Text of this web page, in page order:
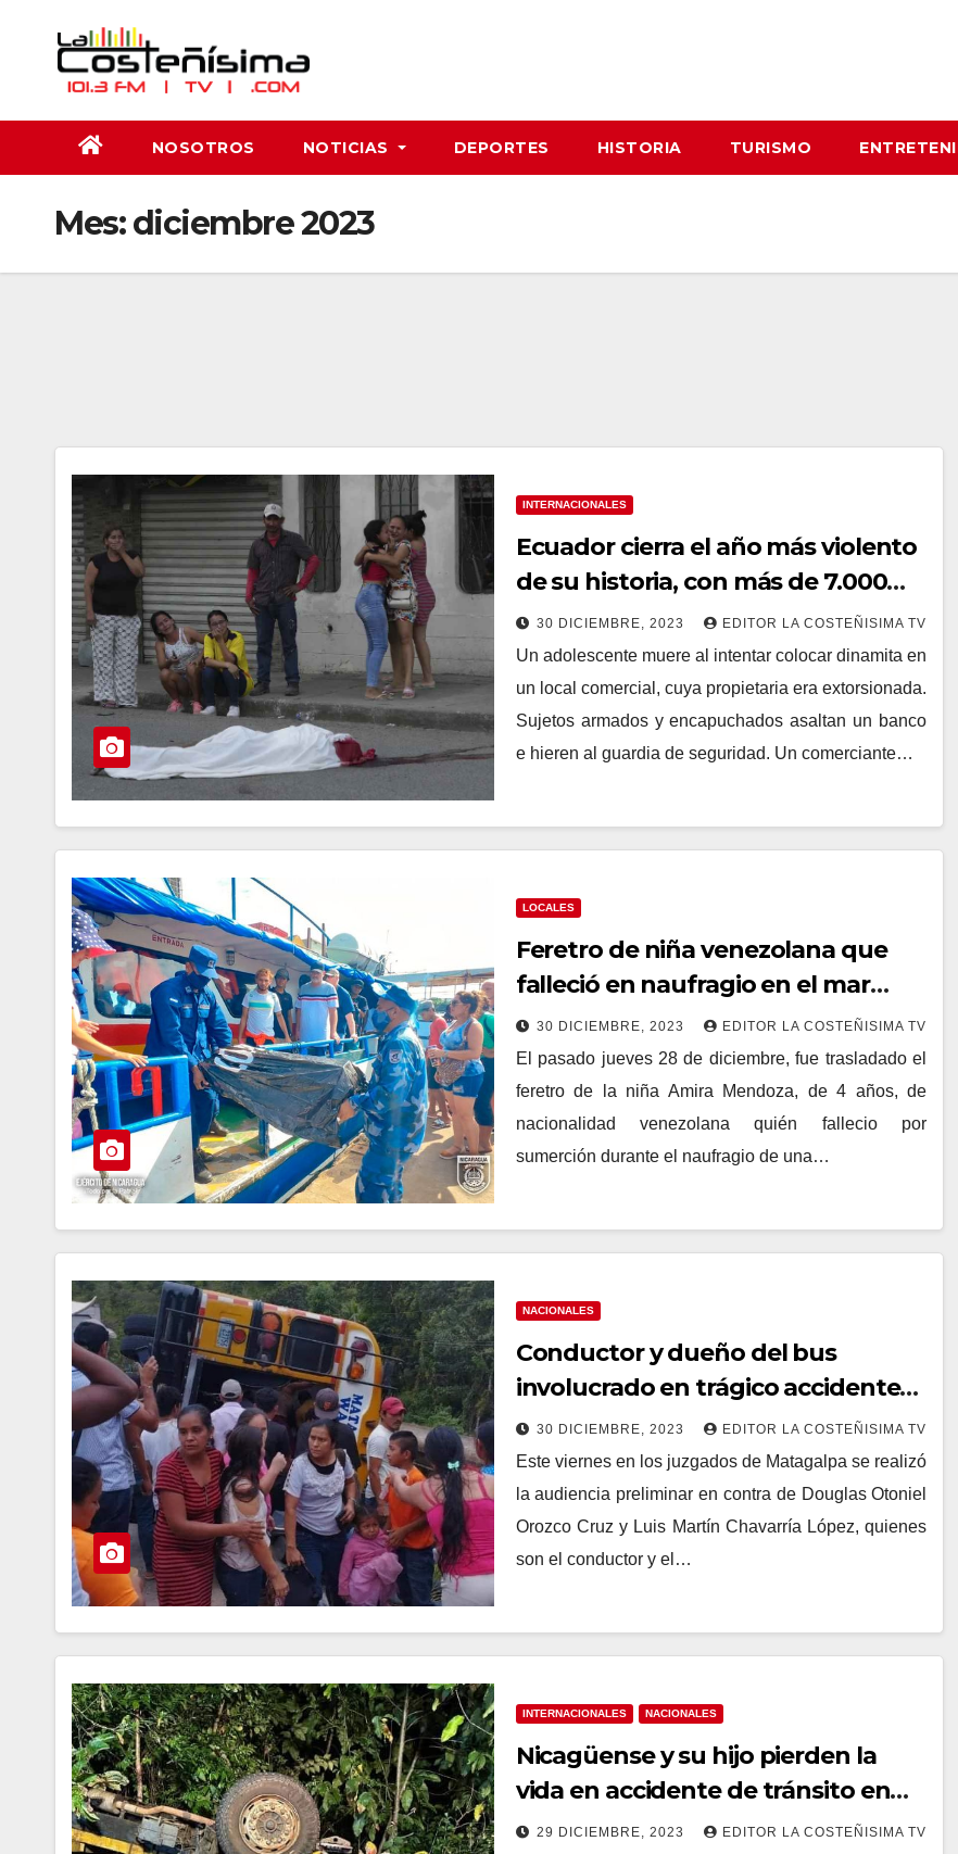
contenido
NOSOTROS NOTICIAS DEPORTES HISTORIA TURISMO
Mes:diciembre 2023
INTERNACIONALES
Ecuador cierra el año más violento
de su historia, con más de 7.000
homicidios en 2023
30 DICIEMBRE, 2023 EDITOR LA COSTEÑISIMA TV
Un adolescente muere al intentar colocar dinamita en
un local comercial, cuya propietaria era extorsionada.
Sujetos armados y encapuchados asaltan un banco
e hieren al guardia de seguridad. Un comerciante…
LOCALES
Feretro de niña venezolana que
falleció en naufragio en el mar
Caribe fue trasladada a Bluefields
30 DICIEMBRE, 2023 EDITOR LA COSTEÑISIMA TV
El pasado jueves 28 de diciembre, fue trasladado el
feretro de la niña Amira Mendoza, de 4 años, de
nacionalidad venezolana quién fallecio por
sumerción durante el naufragio de una…
NACIONALES
Conductor y dueño del bus
involucrado en trágico accidente
de tránsito en Matagalpa fueron
remitidos a audiencia inicial
30 DICIEMBRE, 2023 EDITOR LA COSTEÑISIMA TV
Este viernes en los juzgados de Matagalpa se realizó
la audiencia preliminar en contra de Douglas Otoniel
Orozco Cruz y Luis Martín Chavarría López, quienes
son el conductor y el…
INTERNACIONALES NACIONALES
Nicagüense y su hijo pierden la
vida en accidente de tránsito en
Costa Rica
29 DICIEMBRE, 2023 EDITOR LA COSTEÑISIMA TV